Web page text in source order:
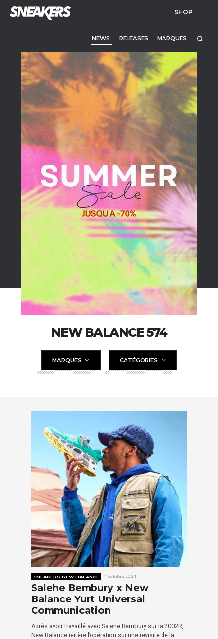
SHOP
NEWS RELEASES MARQUES
NEW BALANCE 574
MARQUES CATÉGORIES
SNEAKERS NEW BALANCE 4 octobre 2021
Salehe Bembury x New
Balance Yurt Universal
Communication
Après avoir travaillé avec Salehe Bembury sur la 2002R,
New Balance réitère l’opération sur une revisite de la